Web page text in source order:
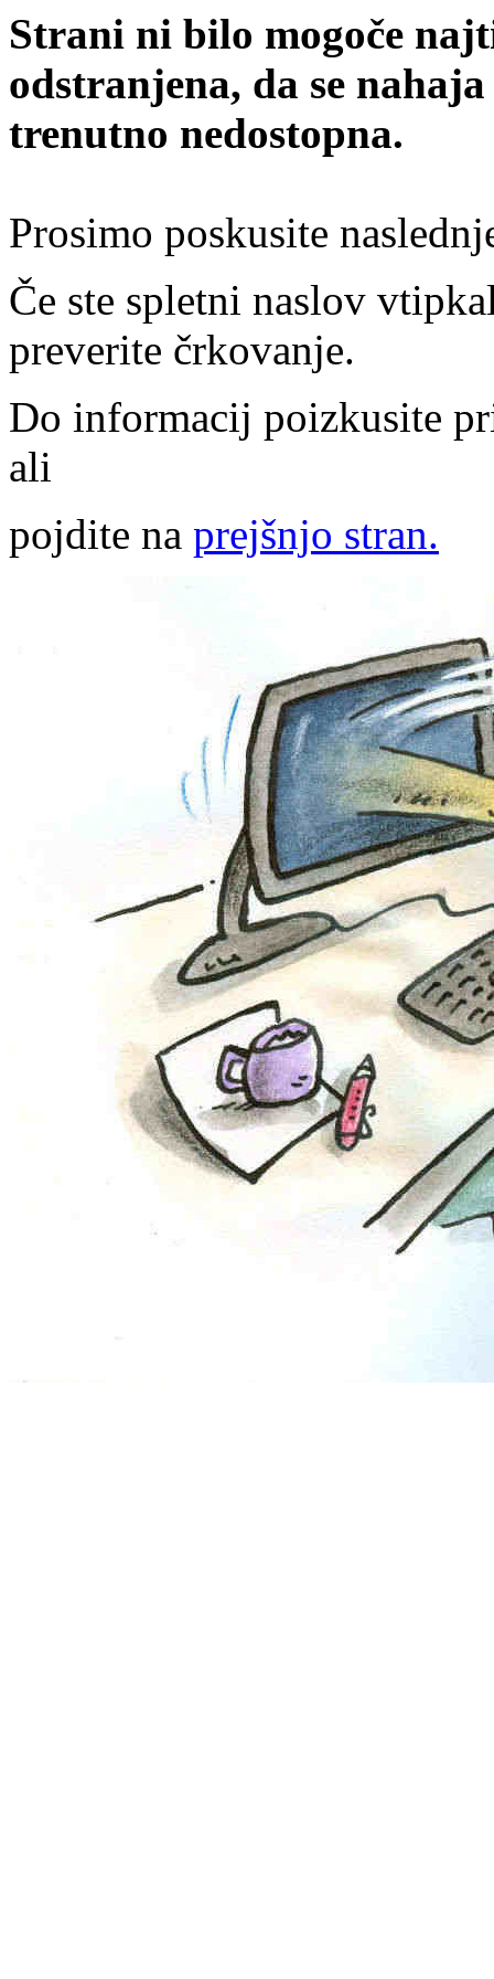
Strani ni bilo mogoče
odstranjena, da se
trenutno nedostopna.
Prosimo poskusite
Če ste spletni naslov
preverite črkovanje.
Do informacij poizkusite
ali
pojdite na prejšnjo stran.